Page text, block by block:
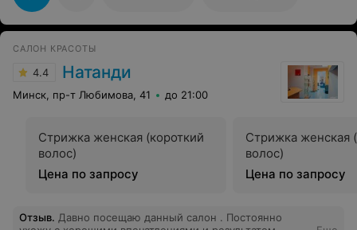
САЛОН КРАСОТЫ
4.4 Натанди
Минск, пр-т Любимова, 41 до 21:00
Стрижка женская (короткий
волос)
Цена по запросу
Стрижка женская
волос)
Цена по запросу
Отзыв. Давно посещаю данный салон . Постоянно